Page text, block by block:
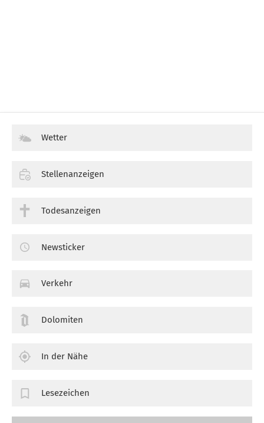
Wetter
Stellenanzeigen
Todesanzeigen
Newsticker
Verkehr
Dolomiten
In der Nähe
Lesezeichen